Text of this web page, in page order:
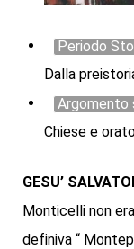
Periodo
Dalla
Argomento
Chiese e
GESU’
Monticelli non
definiva “